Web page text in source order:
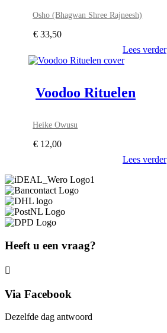
Osho (Bhagwan Shree Rajneesh)
€ 33,50
Lees verder
Voodoo Rituelen
Heike Owusu
€ 12,00
Lees verder
Heeft u een vraag?
Via Facebook
Dezelfde dag antwoord